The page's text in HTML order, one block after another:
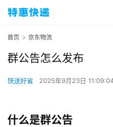
首页 京东物流
群公告怎么发布
快送好省 2025年9月23日
什么是群公告